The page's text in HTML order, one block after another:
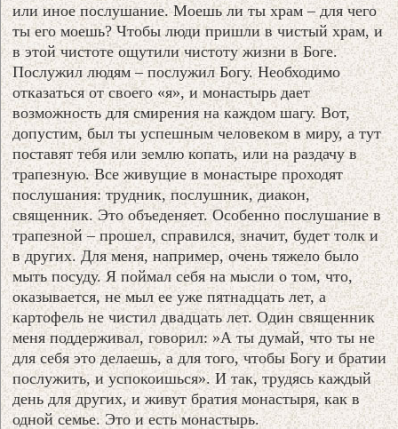
или иное послушание. Моешь ли ты храм – для чего
ты его моешь? Чтобы люди пришли в чистый храм, и
в этой чистоте ощутили чистоту жизни в Боге.
Послужил людям – послужил Богу. Необходимо
отказаться от своего «я», и монастырь дает
возможность для смирения на каждом шагу. Вот,
допустим, был ты успешным человеком в миру, а тут
поставят тебя или землю копать, или на раздачу в
трапезную. Все живущие в монастыре проходят
послушания: трудник, послушник, диакон,
священник. Это объеденяет. Особенно послушание в
трапезной – прошел, справился, значит, будет толк и
в других. Для меня, например, очень тяжело было
мыть посуду. Я поймал себя на мысли о том, что,
оказывается, не мыл ее уже пятнадцать лет, а
картофель не чистил двадцать лет. Один священник
меня поддерживал, говорил: »А ты думай, что ты не
для себя это делаешь, а для того, чтобы Богу и братии
послужить, и успокоишься». И так, трудясь каждый
день для других, и живут братия монастыря, как в
одной семье. Это и есть монастырь.